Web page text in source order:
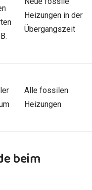
Heizungen in der
Übergangszeit
Alle fossilen
Heizungen
beim